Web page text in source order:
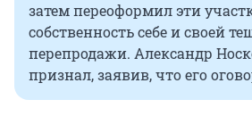
затем переоформил эти
собственность себе и своей
перепродажи. Александр
признал, заявив, что его